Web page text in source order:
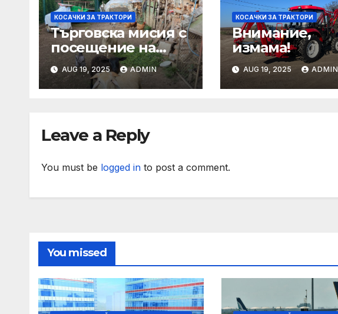
КОСАЧКИ ЗА ТРАКТОРИ
Търговска мисия с
посещение на
Mеждународния
търговски панаир
CosmeticBusiness
AUG 19, 2025 ADMIN
КОСАЧКИ ЗА ТРАКТОРИ
Внимание,
измама!
AUG 19, 2025 ADMIN
Leave a Reply
You must be logged in to post a comment.
You missed